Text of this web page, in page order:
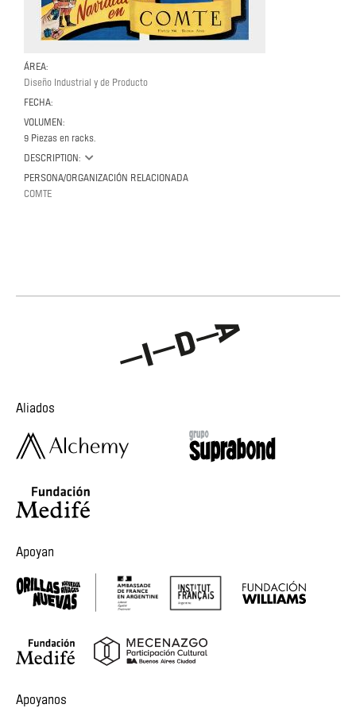
ÁREA:
Diseño Industrial y de Producto
FECHA:
VOLUMEN:
9 Piezas en racks.
DESCRIPTION:
PERSONA/ORGANIZACIÓN RELACIONADA
COMTE
Aliados
Apoyan
Apoyanos